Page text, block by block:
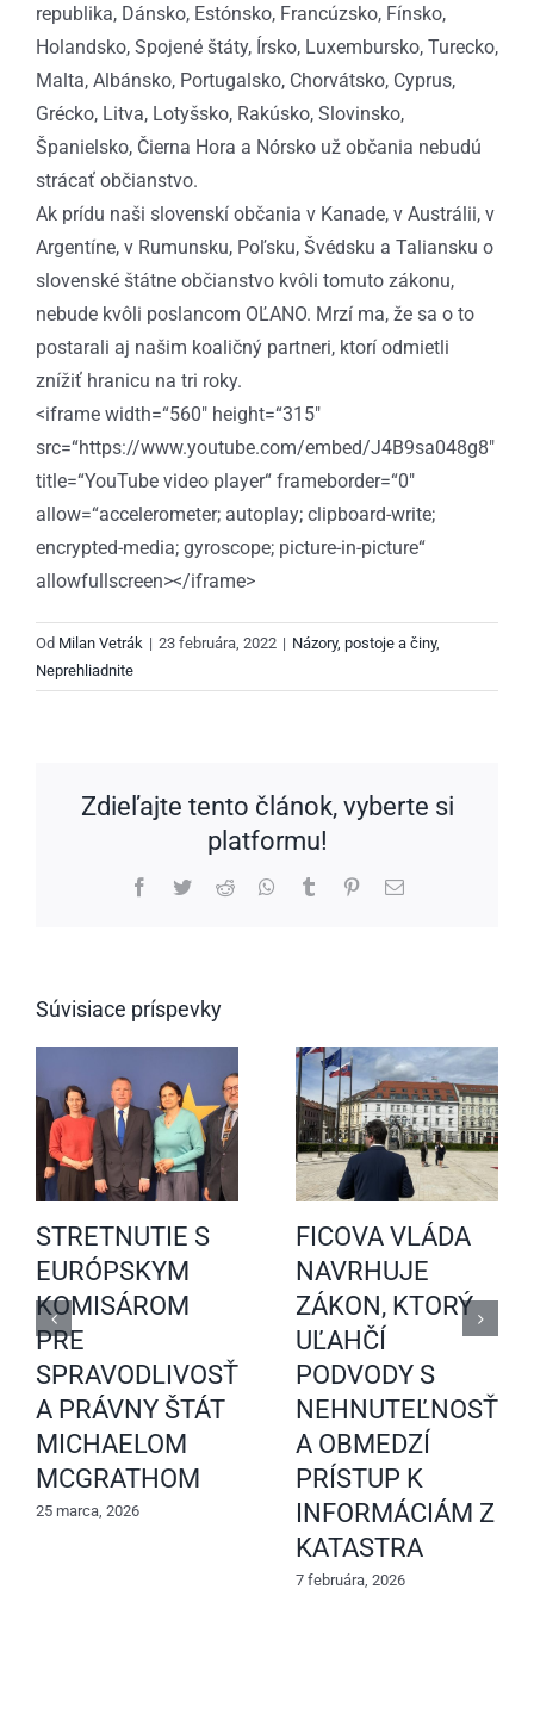
republika, Dánsko, Estónsko, Francúzsko, Fínsko,
Holandsko, Spojené štáty, Írsko, Luxembursko, Turecko,
Malta, Albánsko, Portugalsko, Chorvátsko, Cyprus,
Grécko, Litva, Lotyšsko, Rakúsko, Slovinsko,
Španielsko, Čierna Hora a Nórsko už občania nebudú
strácať občianstvo.
Ak prídu naši slovenskí občania v Kanade, v Austrálii, v
Argentíne, v Rumunsku, Poľsku, Švédsku a Taliansku o
slovenské štátne občianstvo kvôli tomuto zákonu,
nebude kvôli poslancom OĽANO. Mrzí ma, že sa o to
postarali aj našim koaličný partneri, ktorí odmietli
znížiť hranicu na tri roky.
<iframe width=“560″ height=“315″
src=“https://www.youtube.com/embed/J4B9sa048g8″
title=“YouTube video player“ frameborder=“0″
allow=“accelerometer; autoplay; clipboard-write;
encrypted-media; gyroscope; picture-in-picture“
allowfullscreen></iframe>
Od Milan Vetrák | 23 februára, 2022 | Názory, postoje a činy,
Neprehliadnite
Zdieľajte tento článok, vyberte si
platformu!
Facebook
TwitterReddit WhatsApp
Tumblr PinterestEmail
Súvisiace príspevky
STRETNUTIE S
EURÓPSKYM
KOMISÁROM
PRE
SPRAVODLIVOSŤ
A PRÁVNY ŠTÁT
MICHAELOM
MCGRATHOM
25 marca, 2026
FICOVA VLÁDA
NAVRHUJE
ZÁKON, KTORÝ
UĽAHČÍ
PODVODY S
A OBMEDZÍ
PRÍSTUP K
INFORMÁCIÁM Z
KATASTRA
7 februára, 2026